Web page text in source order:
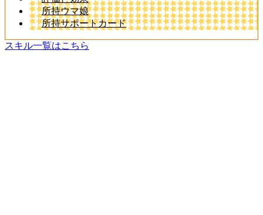
所持ウマ娘
所持サポートカード
スキル一覧はこちら